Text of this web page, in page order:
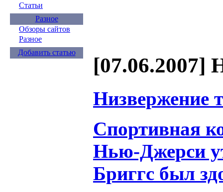
Статьи
Разное
Обзоры сайтов
Разное
Добавить статью
[07.06.2007]
Низвержение
Спортивная
Нью-Джерси
Бриггс был